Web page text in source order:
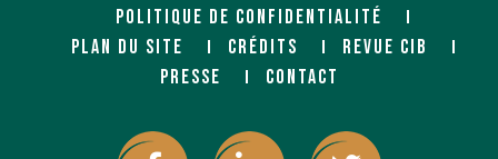
POLITIQUE DE CONFIDENTIALITÉ
PLAN DU SITE
CRÉDITS
REVUE CIB
PRESSE
CONTACT